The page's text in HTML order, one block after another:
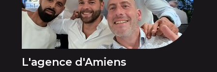
L'agence d'Amiens